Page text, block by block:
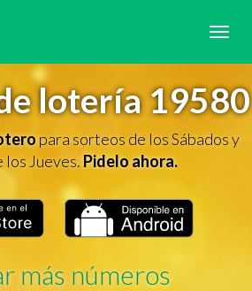
lotería 19580
para sorteos de los Sábados y
los Jueves.Pidelo ahora.
más números